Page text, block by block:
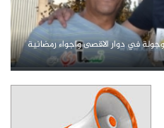
في دوار الاقصى واجواء رمضانية